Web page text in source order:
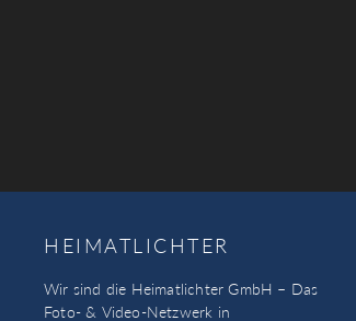
HEIMATLICHTER
Wir sind die Heimatlichter GmbH – Das
Foto- & Video-Netzwerk in